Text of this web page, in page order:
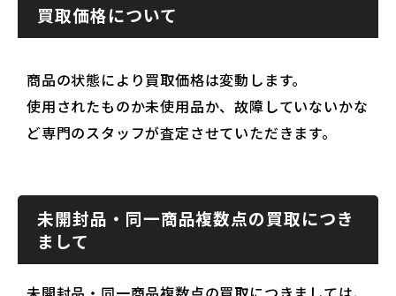
買取価格について
商品の状態により買取価格は変動します。
使用されたものか未使用品か、故障していないかな
ど専門のスタッフが査定させていただきます。
未開封品・同一商品複数点の買取につき
まして